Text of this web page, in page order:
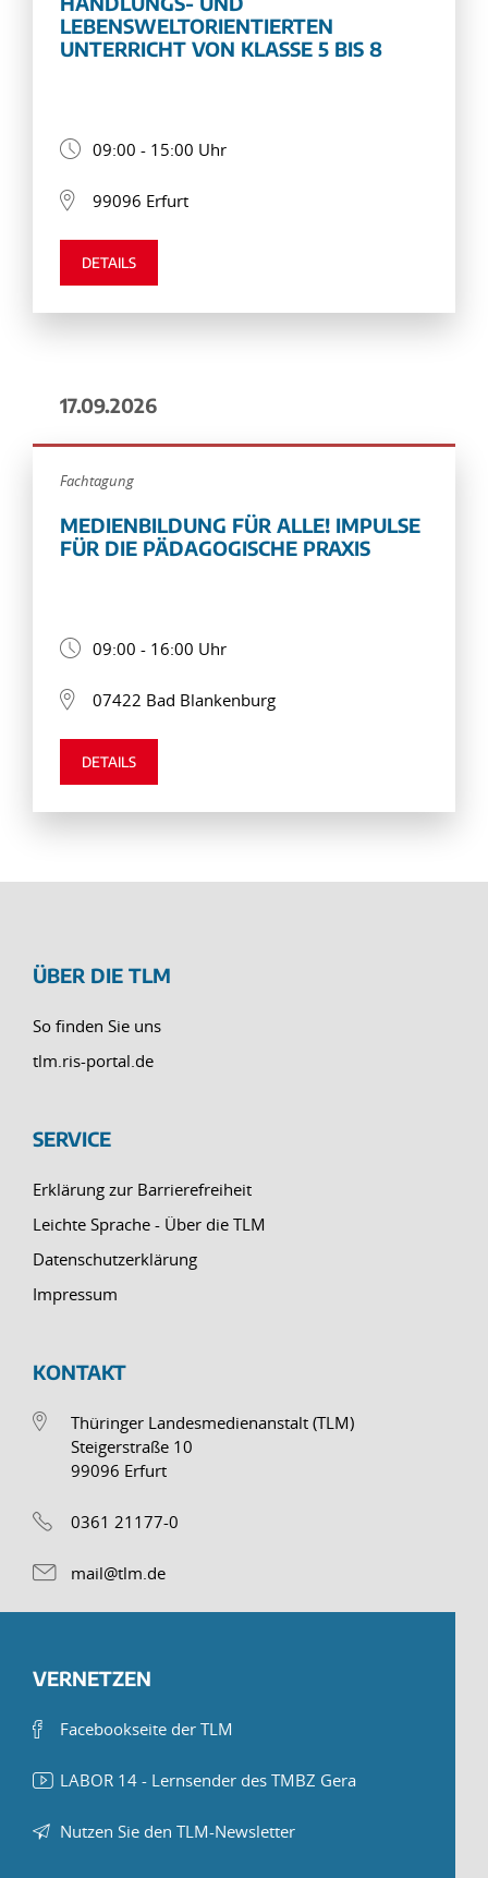
LEBENSWELTORIENTIERTEN
UNTERRICHT VON KLASSE 5 BIS 8
09:00 - 15:00 Uhr
99096 Erfurt
DETAILS
17.09.2026
Fachtagung
MEDIENBILDUNG FÜR ALLE! IMPULSE
FÜR DIE PÄDAGOGISCHE PRAXIS
09:00 - 16:00 Uhr
07422 Bad Blankenburg
DETAILS
ÜBER DIE TLM
So finden Sie uns
tlm.ris-portal.de
SERVICE
Erklärung zur Barrierefreiheit
Leichte Sprache - Über die TLM
Datenschutzerklärung
Impressum
KONTAKT
Thüringer Landesmedienanstalt (TLM)
Steigerstraße 10
99096 Erfurt
0361 21177-0
mail@tlm.de
VERNETZEN
Facebookseite der TLM
LABOR 14 - Lernsender des TMBZ Gera
Nutzen Sie den TLM-Newsletter